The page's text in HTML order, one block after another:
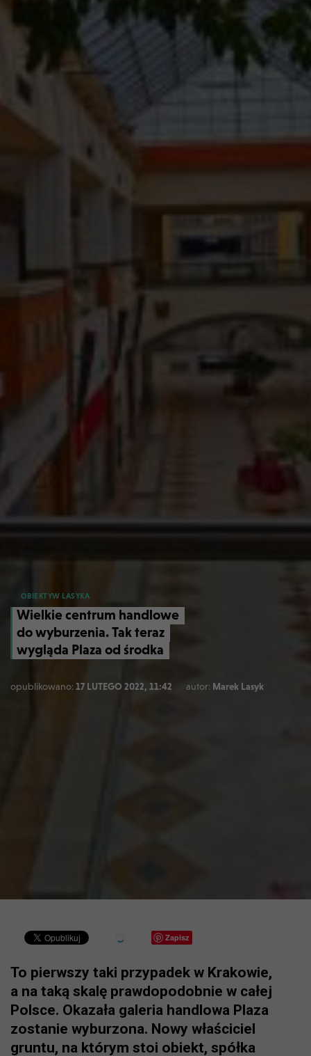
OBIEKTYW LASYKA
Wielkie centrum handlowe
do wyburzenia. Tak teraz
wygląda Plaza od środka
opublikowano:17 LUTEGO 2022, 11:42 autor: Marek Lasyk
Zapisz
To pierwszy taki przypadek w Krakowie,
a na taką skalę prawdopodobnie w całej
Polsce. Okazała galeria handlowa Plaza
zostanie wyburzona. Nowy właściciel
gruntu, na którym stoi obiekt, spółka